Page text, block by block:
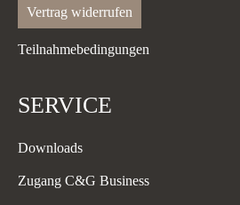
Vertrag widerrufen
Teilnahmebedingungen
SERVICE
Downloads
Zugang C&G Business